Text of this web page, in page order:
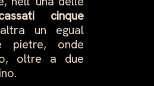
cinque
un egual
pietre, onde
oltre a due